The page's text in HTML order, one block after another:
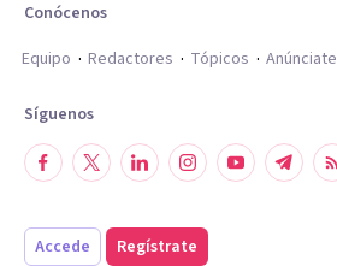
Conócenos
Equipo
Redactores Tópicos Anúnciate
Síguenos
Accede Regístrate